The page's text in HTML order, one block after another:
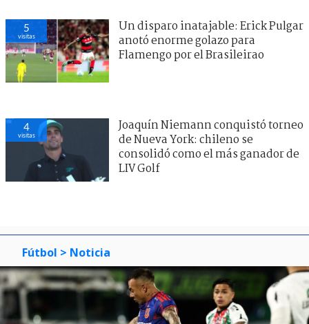
5
visitas
Un disparo inatajable: Erick Pulgar
anotó enorme golazo para
Flamengo por el Brasileirao
4
visitas
Joaquín Niemann conquistó torneo
de Nueva York: chileno se
consolidó como el más ganador de
LIV Golf
Fútbol > Noticia